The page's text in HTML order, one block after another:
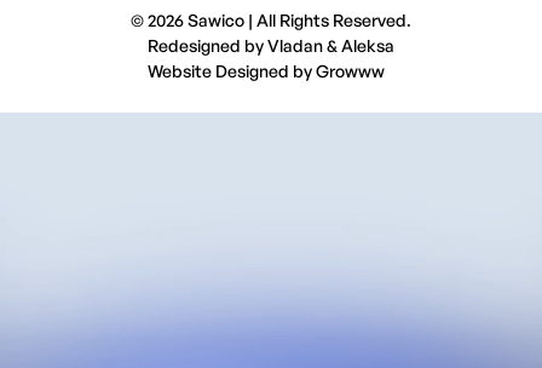
© 2026 Sawico | All Rights Reserved.
Redesigned byVladan& Aleksa
Website Designed byGrowww